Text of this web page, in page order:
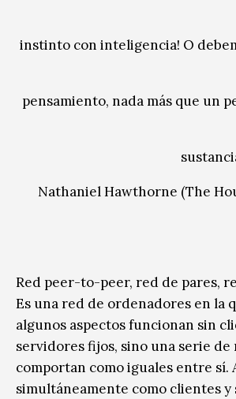
instinto con inteligencia! O
pensamiento, nada más que un
Nathaniel Hawthorne (The
Red peer-to-peer, red de pares,
Es una red de ordenadores en la
algunos aspectos funcionan sin
servidores fijos, sino una serie de
comportan como iguales entre sí.
simultáneamente como clientes